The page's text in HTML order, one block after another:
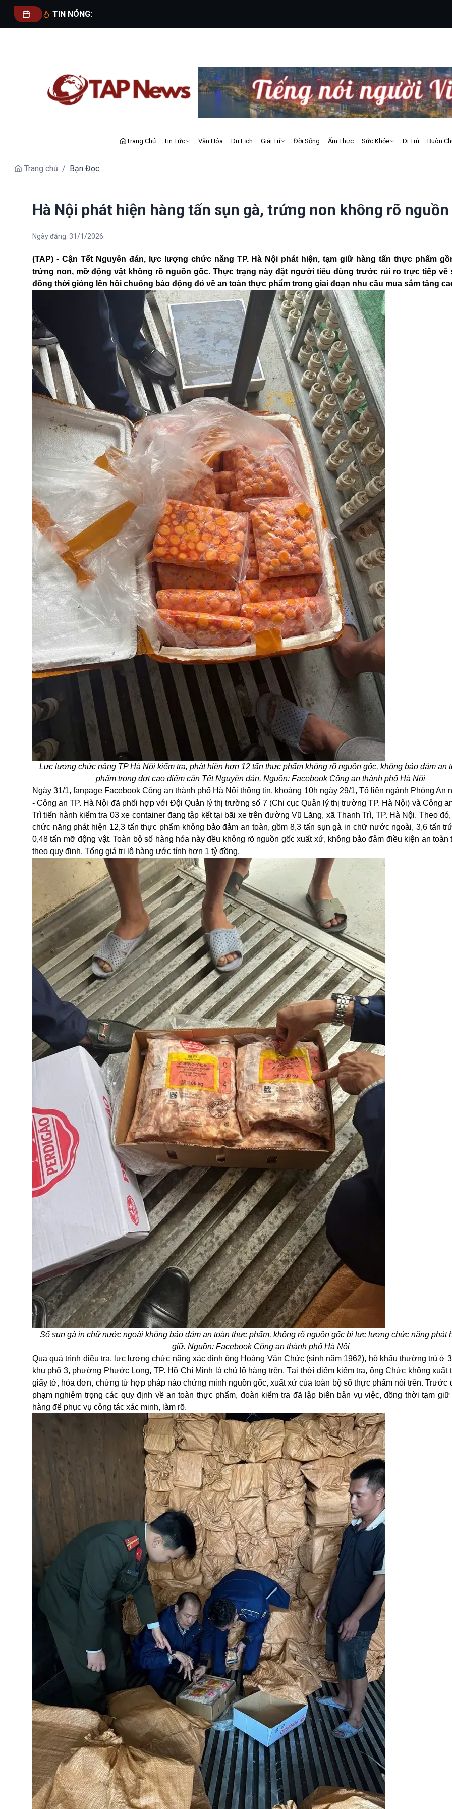
TIN NÓNG:
Trang Chủ Tin Tức Văn Hóa Du Lịch Giải Trí Đời Sống Ẩm Thực Sức Khỏe Di Trú Buôn
Trang chủ / Bạn Đọc
Hà Nội phát hiện hàng tấn sụn gà, trứng non không rõ nguồn
Ngày đăng: 31/1/2026
(TAP) - Cận Tết Nguyên đán, lực lượng chức năng TP. Hà Nội phát hiện, tạm giữ hàng tấn thực phẩm
trứng non, mỡ động vật không rõ nguồn gốc. Thực trạng này đặt người tiêu dùng trước rủi ro trực tiếp về
đồng thời gióng lên hồi chuông báo động đỏ về an toàn thực phẩm trong giai đoạn nhu cầu mua sắm tăng
Lực lượng chức năng TP Hà Nội kiểm tra, phát hiện hơn 12 tấn thực phẩm không rõ nguồn gốc, không bảo đảm an
phẩm trong đợt cao điểm cận Tết Nguyên đán. Nguồn: Facebook Công an thành phố Hà Nội
Ngày 31/1, fanpage Facebook Công an thành phố Hà Nội thông tin, khoảng 10h ngày 29/1, Tổ liên ngành Phòng An
- Công an TP. Hà Nội đã phối hợp với Đội Quản lý thị trường số 7 (Chi cục Quản lý thị trường TP. Hà Nội) và Công
Trì tiến hành kiểm tra 03 xe container đang tập kết tại bãi xe trên đường Vũ Lăng, xã Thanh Trì, TP. Hà Nội. Theo
chức năng phát hiện 12,3 tấnthực phẩm không bảo đảm an toàn, gồm 8,3 tấn sụn gà in chữ nước ngoài, 3,6 tấn
0,48 tấn mỡ động vật. Toàn bộ số hàng hóa này đều không rõ nguồn gốc xuất xứ, không bảo đảm điều kiện an toàn
theo quy định. Tổng giá trị lô hàng ước tính hơn 1 tỷ đồng.
Số sụn gà in chữ nước ngoài không bảo đảm an toàn thực phẩm, không rõ nguồn gốc bị lực lượng chức năng phát
giữ. Nguồn: Facebook Công an thành phố Hà Nội
Qua quá trình điều tra, lực lượng chức năng xác định ông Hoàng Văn Chức (sinh năm 1962), hộ khẩu thường trú ở
khu phố 3, phường Phước Long, TP. Hồ Chí Minh là chủ lô hàng trên. Tại thời điểm kiểm tra, ông Chức không xuất
giấy tờ, hóa đơn, chứng từ hợp pháp nào chứng minh nguồn gốc, xuất xứ của toàn bộ số thực phẩm nói trên. Trước
phạm nghiêm trọng các quy định về an toàn thực phẩm, đoàn kiểm tra đã lập biên bản vụ việc, đồng thời tạm
hàng để phục vụ công tác xác minh, làm rõ.